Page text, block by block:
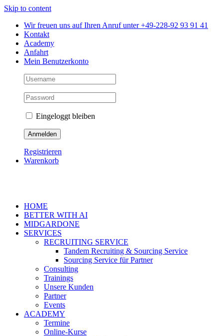
Skip to content
Wir freuen uns auf Ihren Anruf unter +49-228-92 93 91 41
Kontakt
Academy
Anfahrt
Mein Benutzerkonto
Eingeloggt bleiben
Registrieren
Warenkorb
HOME
BETTER WITH AI
MIDGARDONE
SERVICES
RECRUITING SERVICE
Tandem Recruiting & Sourcing Service
Sourcing Service für Partner
Consulting
Trainings
Unsere Kunden
Partner
Events
ACADEMY
Termine
Online-Kurse